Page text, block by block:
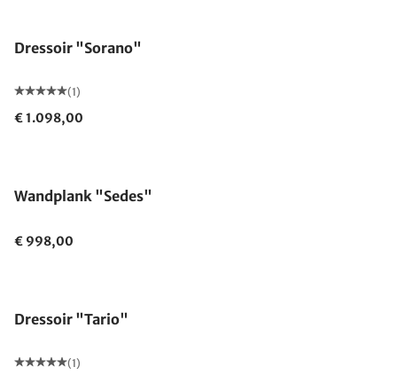
Dressoir "Sorano"
(1)
€ 1.098,00
Wandplank "Sedes"
€ 998,00
Dressoir "Tario"
(1)